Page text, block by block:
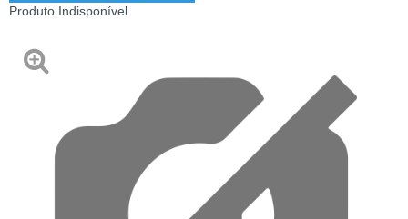
Produto Indisponível